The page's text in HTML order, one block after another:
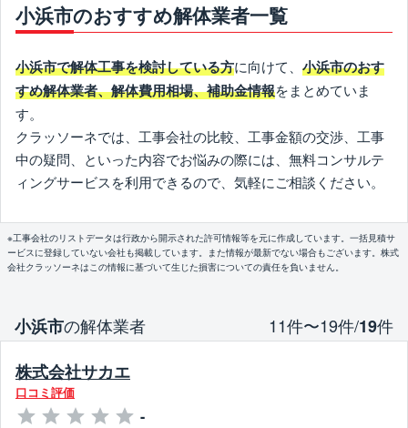
小浜市のおすすめ解体業者一覧
小浜市で解体工事を検討している方に向けて、 小浜市のおす
すめ解体業者、解体費用相場、補助金情報をまとめていま
す。
クラッソーネでは、工事会社の比較、工事金額の交渉、工事
中の疑問、といった内容でお悩みの際には、無料コンサルテ
ィングサービスを利用できるので、気軽にご相談ください。
※工事会社のリストデータは行政から開示された許可情報等を元に作成しています。一括見積サ
ービスに登録していない会社も掲載しています。また情報が最新でない場合もございます。株式
会社クラッソーネはこの情報に基づいて生じた損害についての責任を負いません。
小浜市の解体業者 11件〜19件/19件
株式会社サカエ
口コミ評価
-